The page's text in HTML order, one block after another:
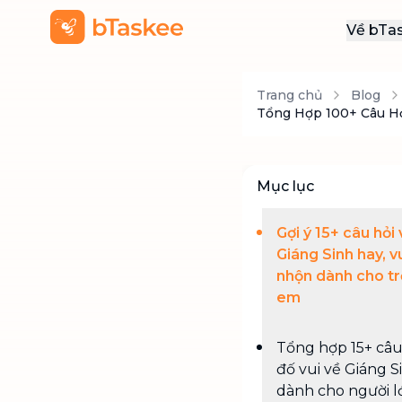
Về
Trang chủ Blog
Tổng Hợp 100+ Câu
Mục lục
Gợi ý 15+ câu hỏi
Giáng Sinh hay,
nhộn dành cho
em
Tổng hợp 15+
đố vui về Giáng
dành cho người